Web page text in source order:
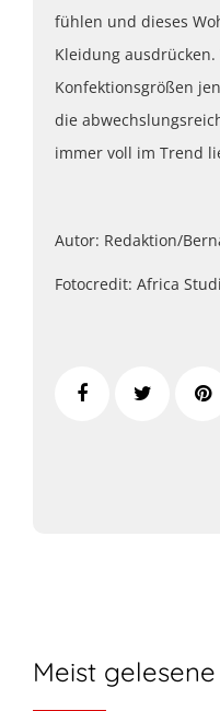
fühlen und dieses
Kleidung
Konfektionsgrößen
die
immer voll im Trend
Autor: Redaktion/
Fotocredit: Africa
Meist